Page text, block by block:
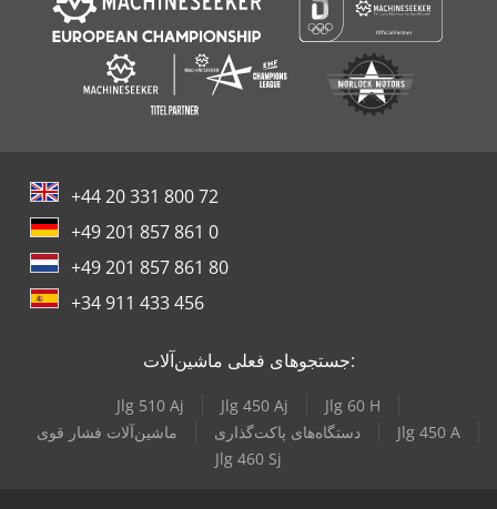
+44 20 331 800 72
+49 201 857 861 0
+49 201 857 861 80
+34 911 433 456
جستجوهای فعلی ماشین‌آلات:
Jlg 510 Aj Jlg 450 Aj
Jlg 60 H
ماشین‌آلات فشار قوی
دستگاه‌های پاکت‌گذاری
Jlg 450 A
Jlg 460 Sj